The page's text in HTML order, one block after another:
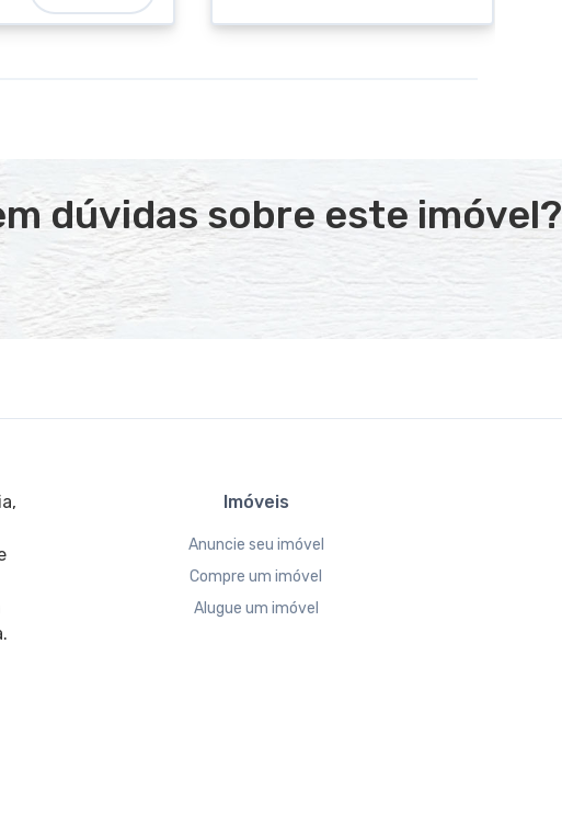
dúvidas sobre este imóvel?
Imóveis
Anuncie seu imóvel
Compre um imóvel
Alugue um imóvel